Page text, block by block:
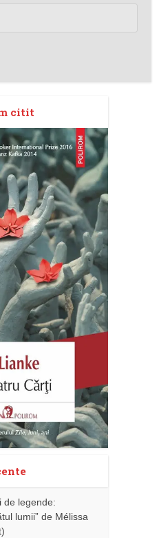
citit
de legende:
lumii” de Mélissa